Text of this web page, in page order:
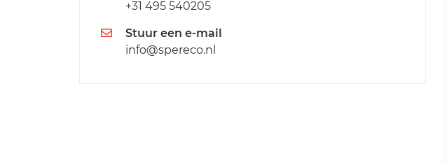
+31 495 540205
Stuur een e-mail
info@spereco.nl